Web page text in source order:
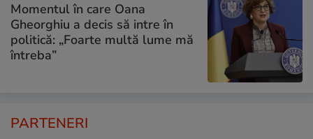
Momentul în care Oana
Gheorghiu a decis să intre în
politică: „Foarte multă lume mă
întreba”
PARTENERI